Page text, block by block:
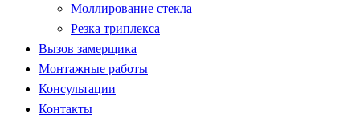
Моллирование стекла
Резка триплекса
Вызов замерщика
Монтажные работы
Консультации
Контакты